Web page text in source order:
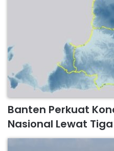
Banten Perkuat
Nasional Lewat